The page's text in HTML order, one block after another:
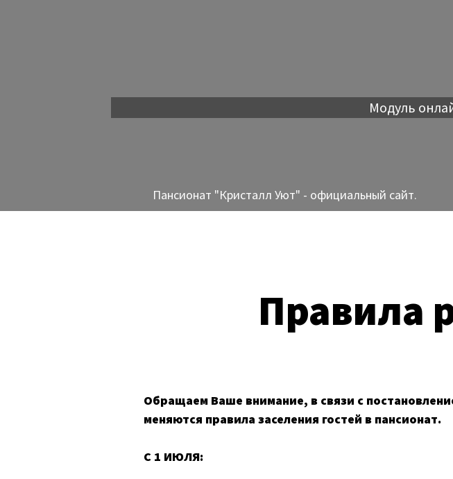
Пансионат "Кристалл Уют" - официальный сайт.
Модуль
Правила
Обращаем Ваше внимание, в связи с
меняются правила заселения гостей в пансионат.
С 1 ИЮЛЯ: